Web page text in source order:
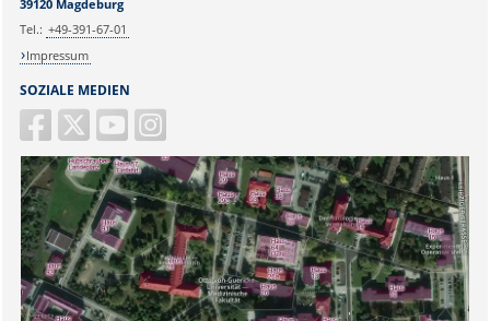
SOZIALE MEDIEN
39120 Magdeburg
Tel.: +49-391-67-01
Impressum